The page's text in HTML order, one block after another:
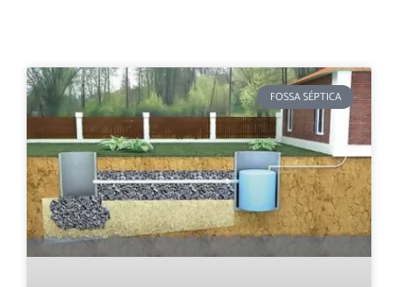
FOSSA SÉPTICA